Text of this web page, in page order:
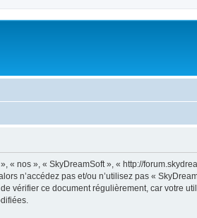
« nos », « SkyDreamSoft », « http://
n’accédez pas et/ou n’utilisez pas «
vérifier ce document régulièrement, car votre